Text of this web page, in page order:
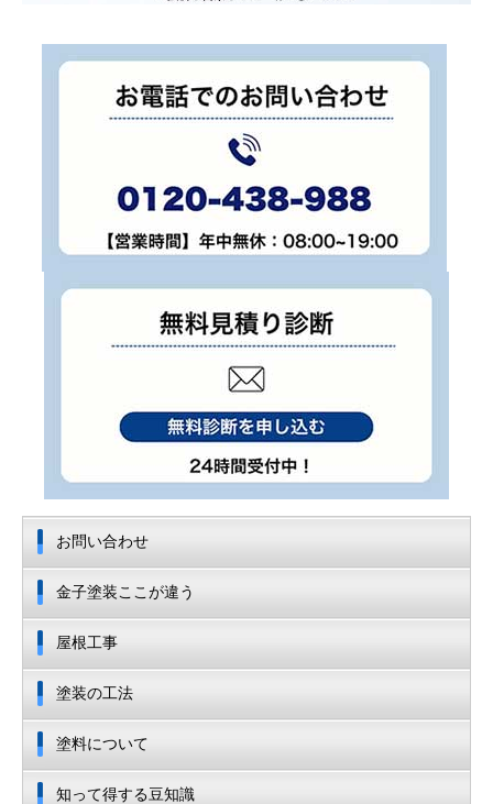
お問い合わせ
金子塗装ここが違う
屋根工事
塗装の工法
塗料について
知って得する豆知識